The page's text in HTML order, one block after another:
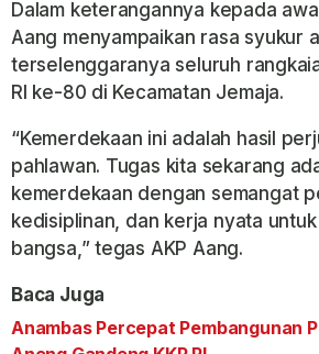
Dalam keterangannya kepada
Aang menyampaikan rasa syukur
terselenggaranya seluruh
RI ke-80 di Kecamatan Jemaja.
“Kemerdekaan ini adalah hasil
pahlawan. Tugas kita sekarang
kemerdekaan dengan semangat
kedisiplinan, dan kerja nyata
bangsa,” tegas AKP Aang.
Baca Juga
Anambas Percepat Pembangunan